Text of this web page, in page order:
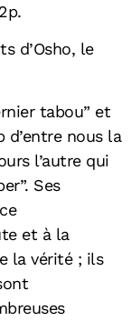
d’Osho, le
tabou” et
nous la
l’autre qui
Ses
et à la
la vérité ; ils